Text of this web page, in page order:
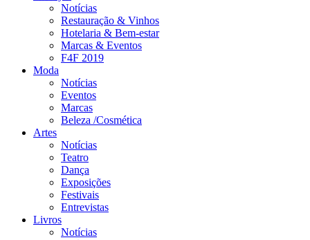
Notícias
Restauração & Vinhos
Hotelaria & Bem-estar
Marcas & Eventos
F4F 2019
Moda
Notícias
Eventos
Marcas
Beleza /Cosmética
Artes
Notícias
Teatro
Dança
Exposições
Festivais
Entrevistas
Livros
Notícias